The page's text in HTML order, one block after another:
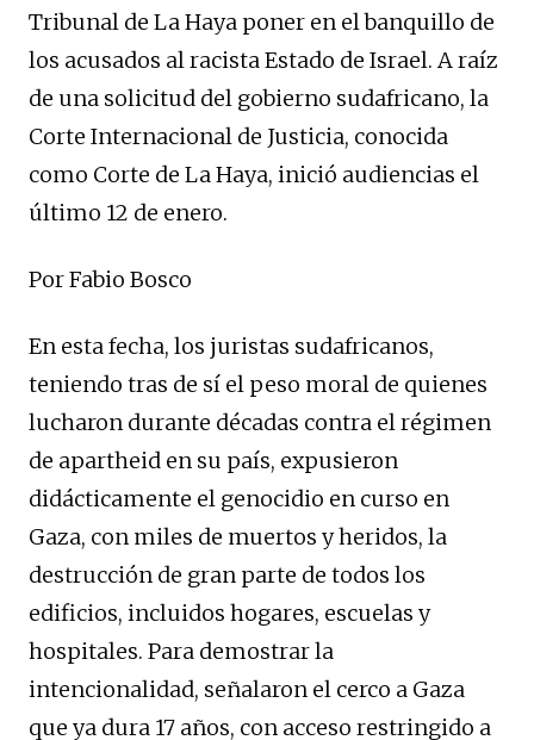
Tribunal de La Haya poner en el banquillo de
los acusados al racista Estado de Israel. A raíz
de una solicitud del gobierno sudafricano, la
Corte Internacional de Justicia, conocida
como Corte de La Haya, inició audiencias el
último 12 de enero.
Por Fabio Bosco
En esta fecha, los juristas sudafricanos,
teniendo tras de sí el peso moral de quienes
lucharon durante décadas contra el régimen
de apartheid en su país, expusieron
didácticamente el genocidio en curso en
Gaza, con miles de muertos y heridos, la
destrucción de gran parte de todos los
edificios, incluidos hogares, escuelas y
hospitales. Para demostrar la
intencionalidad, señalaron el cerco a Gaza
que ya dura 17 años, con acceso restringido a